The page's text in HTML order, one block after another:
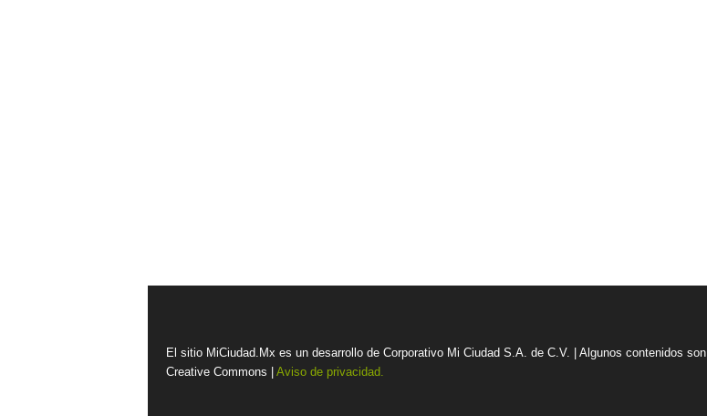
El sitio MiCiudad.Mx es un desarrollo de Corporativo Mi Ciudad S.A. de C.V. | Algunos contenidos son
Creative Commons | Aviso de privacidad.